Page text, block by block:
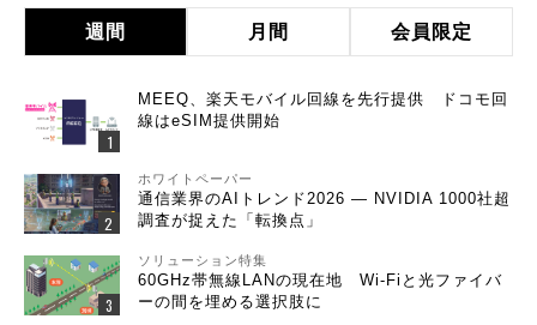
週間 月間 会員限定
MEEQ、楽天モバイル回線を先行提供 ドコモ回
線はeSIM提供開始
ホワイトペーパー
通信業界のAIトレンド2026 ― NVIDIA 1000社超
調査が捉えた「転換点」
ソリューション特集
60GHz帯無線LANの現在地 Wi-Fiと光ファイバ
ーの間を埋める選択肢に